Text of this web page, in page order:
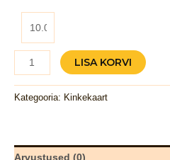
Kinkekaart
Rahaline
kogus
LISA KORVI
Kategooria: Kinkekaart
Arvustused (0)